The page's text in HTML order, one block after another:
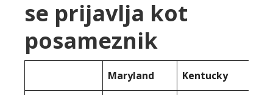
se prijavlja kot
posameznik
Maryland Kentucky